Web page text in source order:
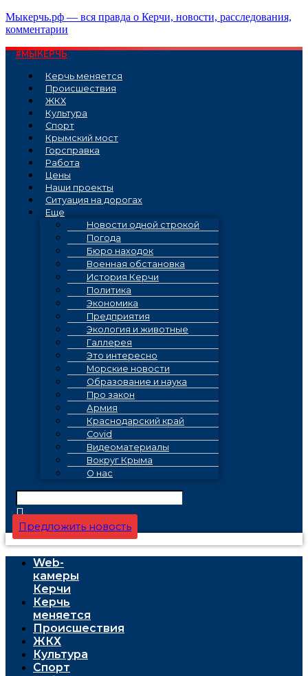
Перейти
к
Мыкерчь.рф — вся правда о Керчи, новости, расследования,
комментарии
#МЫКЕРЧЬ
Керчь меняется
Проиcшествия
ЖКХ
Культура
Спорт
Крымский мост
Горсправка
Работа
Цены
Наши проекты
Ситуация на дорогах
Еще
Новости одной строкой
Погода
Бюро находок
Военная обстановка
История Керчи
Политика
Экономика
Предприятия
Экология и животные
Галлерея
Это интересно
Морские новости
Образование и наука
Про закон
Армия
Краснодарский край
Covid
Видеоматериалы
Вокруг Крыма
О нас
Предложить новость
Web-
камеры
Керчи
Керчь
меняется
Проиcшествия
ЖКХ
Культура
Спорт